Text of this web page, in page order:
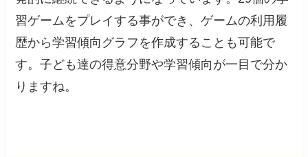
習ゲームをプレイする事ができ、ゲームの利用履
歴から学習傾向グラフを作成することも可能で
す。子ども達の得意分野や学習傾向が一目で分か
りますね。